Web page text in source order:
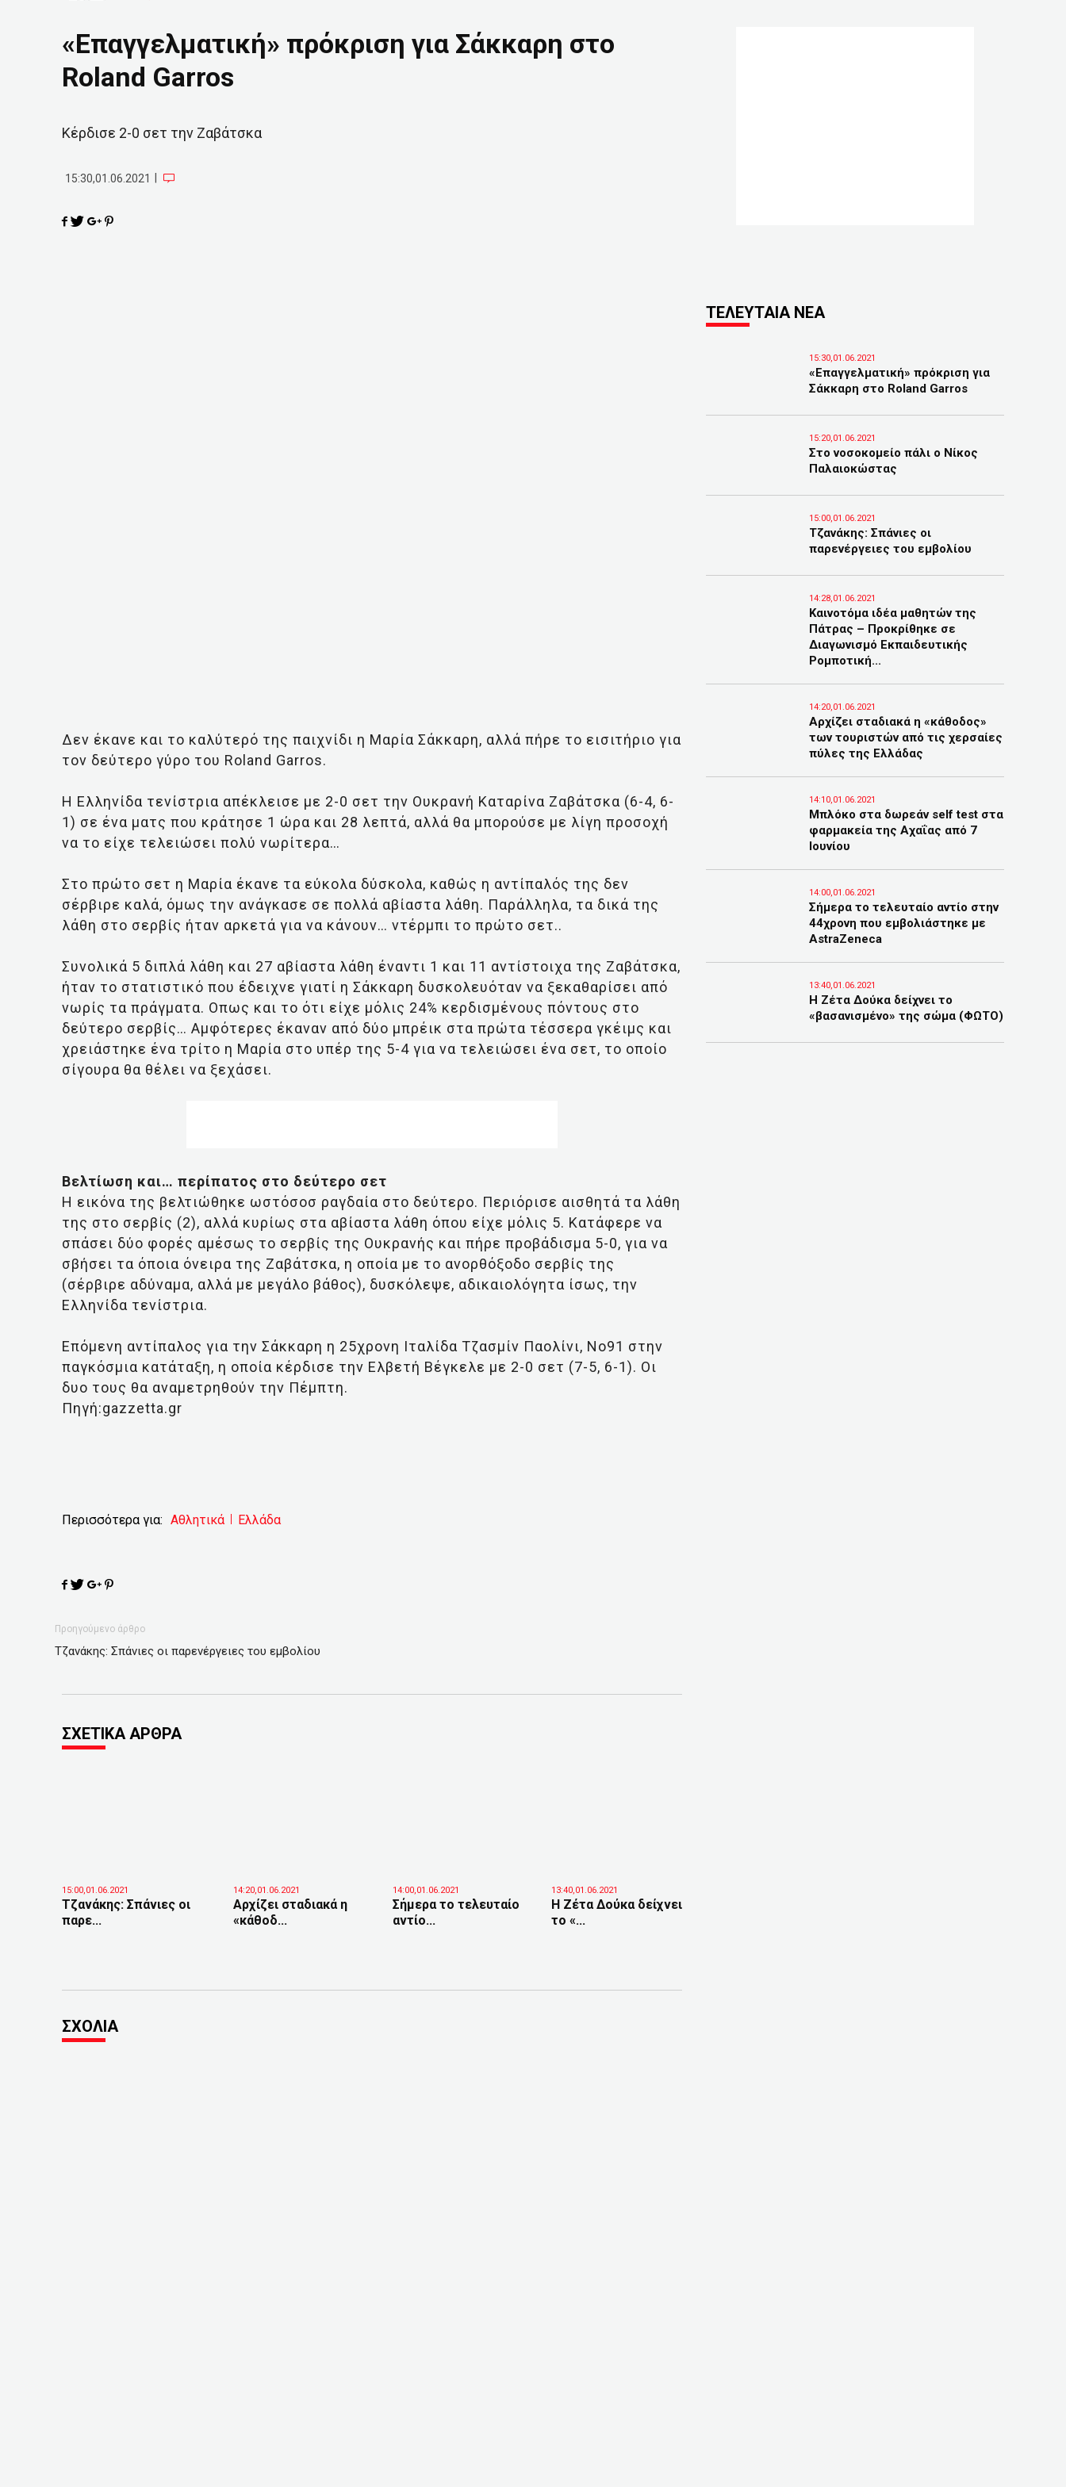
«Επαγγελματική» πρόκριση για Σάκκαρη στο
Roland Garros
Κέρδισε 2-0 σετ την Ζαβάτσκα
15:30,01.06.2021
Δεν έκανε και το καλύτερό της παιχνίδι η Μαρία Σάκκαρη, αλλά πήρε το εισιτήριο για
τον δεύτερο γύρο του Roland Garros.
Η Ελληνίδα τενίστρια απέκλεισε με 2-0 σετ την Ουκρανή Καταρίνα Ζαβάτσκα (6-4, 6-
1) σε ένα ματς που κράτησε 1 ώρα και 28 λεπτά, αλλά θα μπορούσε με λίγη προσοχή
να το είχε τελειώσει πολύ νωρίτερα…
Στο πρώτο σετ η Μαρία έκανε τα εύκολα δύσκολα, καθώς η αντίπαλός της δεν
σέρβιρε καλά, όμως την ανάγκασε σε πολλά αβίαστα λάθη. Παράλληλα, τα δικά της
λάθη στο σερβίς ήταν αρκετά για να κάνουν… ντέρμπι το πρώτο σετ..
Συνολικά 5 διπλά λάθη και 27 αβίαστα λάθη έναντι 1 και 11 αντίστοιχα της Ζαβάτσκα,
ήταν το στατιστικό που έδειχνε γιατί η Σάκκαρη δυσκολευόταν να ξεκαθαρίσει από
νωρίς τα πράγματα. Οπως και το ότι είχε μόλις 24% κερδισμένους πόντους στο
δεύτερο σερβίς… Αμφότερες έκαναν από δύο μπρέικ στα πρώτα τέσσερα γκέιμς και
χρειάστηκε ένα τρίτο η Μαρία στο υπέρ της 5-4 για να τελειώσει ένα σετ, το οποίο
σίγουρα θα θέλει να ξεχάσει.
Βελτίωση και… περίπατος στο δεύτερο σετ
Η εικόνα της βελτιώθηκε ωστόσοσ ραγδαία στο δεύτερο. Περιόρισε αισθητά τα λάθη
της στο σερβίς (2), αλλά κυρίως στα αβίαστα λάθη όπου είχε μόλις 5. Κατάφερε να
σπάσει δύο φορές αμέσως το σερβίς της Ουκρανής και πήρε προβάδισμα 5-0, για να
σβήσει τα όποια όνειρα της Ζαβάτσκα, η οποία με το ανορθόξοδο σερβίς της
(σέρβιρε αδύναμα, αλλά με μεγάλο βάθος), δυσκόλεψε, αδικαιολόγητα ίσως, την
Ελληνίδα τενίστρια.
Επόμενη αντίπαλος για την Σάκκαρη η 25χρονη Ιταλίδα Τζασμίν Παολίνι, Νο91 στην
παγκόσμια κατάταξη, η οποία κέρδισε την Ελβετή Βέγκελε με 2-0 σετ (7-5, 6-1). Οι
δυο τους θα αναμετρηθούν την Πέμπτη.
Πηγή:gazzetta.gr
Περισσότερα για: Αθλητικά Ελλάδα
Προηγούμενο άρθρο
Τζανάκης: Σπάνιες οι παρενέργειες του εμβολίου
ΣΧΕΤΙΚΑ ΑΡΘΡΑ
15:00,01.06.2021
Τζανάκης: Σπάνιες οι
παρε...
14:20,01.06.2021
Αρχίζει σταδιακά η
«κάθοδ...
14:00,01.06.2021
Σήμερα το τελευταίο
αντίο...
13:40,01.06.2021
H Ζέτα Δούκα δείχνει
το «...
ΣΧΟΛΙΑ
ΤΕΛΕΥΤΑΙΑ ΝΕΑ
15:30,01.06.2021
«Επαγγελματική» πρόκριση για
Σάκκαρη στο Roland Garros
15:20,01.06.2021
Στο νοσοκομείο πάλι ο Νίκος
Παλαιοκώστας
15:00,01.06.2021
Τζανάκης: Σπάνιες οι
παρενέργειες του εμβολίου
14:28,01.06.2021
Καινοτόμα ιδέα μαθητών της
Πάτρας – Προκρίθηκε σε
Διαγωνισμό Εκπαιδευτικής
Ρομποτική...
14:20,01.06.2021
Αρχίζει σταδιακά η «κάθοδος»
των τουριστών από τις χερσαίες
πύλες της Ελλάδας
14:10,01.06.2021
Μπλόκο στα δωρεάν self test στα
φαρμακεία της Αχαΐας από 7
Ιουνίου
14:00,01.06.2021
Σήμερα το τελευταίο αντίο στην
44χρονη που εμβολιάστηκε με
AstraZeneca
13:40,01.06.2021
H Ζέτα Δούκα δείχνει το
«βασανισμένο» της σώμα (ΦΩΤΟ)